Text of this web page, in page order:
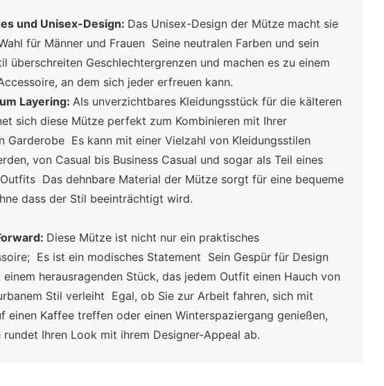
und Unisex-Design: Das Unisex-Design der Mütze macht sie
für Männer und Frauen Seine neutralen Farben und sein
überschreiten Geschlechtergrenzen und machen es zu einem
an dem sich jeder erfreuen kann.
Layering: Als unverzichtbares Kleidungsstück für die kälteren
sich diese Mütze perfekt zum Kombinieren mit Ihrer
Garderobe Es kann mit einer Vielzahl von Kleidungsstilen
von Casual bis Business Casual und sogar als Teil eines
Das dehnbare Material der Mütze sorgt für eine bequeme
dass der Stil beeinträchtigt wird.
Diese Mütze ist nicht nur ein praktisches
Es ist ein modisches Statement Sein Gespür für Design
einem herausragenden Stück, das jedem Outfit einen Hauch von
Stil verleiht Egal, ob Sie zur Arbeit fahren, sich mit
einen Kaffee treffen oder einen Winterspaziergang genießen,
rundet Ihren Look mit ihrem Designer-Appeal ab.